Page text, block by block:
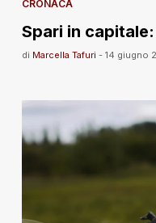
CRONACA
Spari in
di Marcella Tafuri - 14 giugno